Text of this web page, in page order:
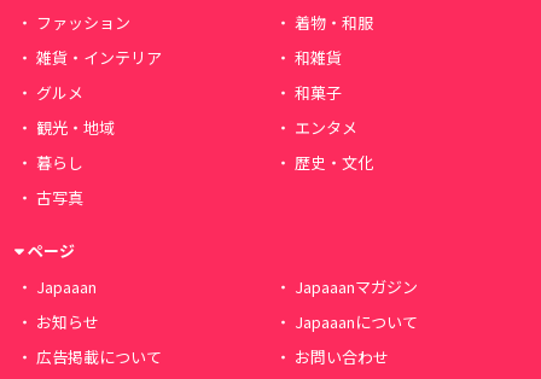
ファッション
着物・和服
雑貨・インテリア
和雑貨
グルメ
和菓子
観光・地域
エンタメ
暮らし
歴史・文化
古写真
ページ
Japaaan
Japaaanマガジン
お知らせ
Japaaanについて
広告掲載について
お問い合わせ